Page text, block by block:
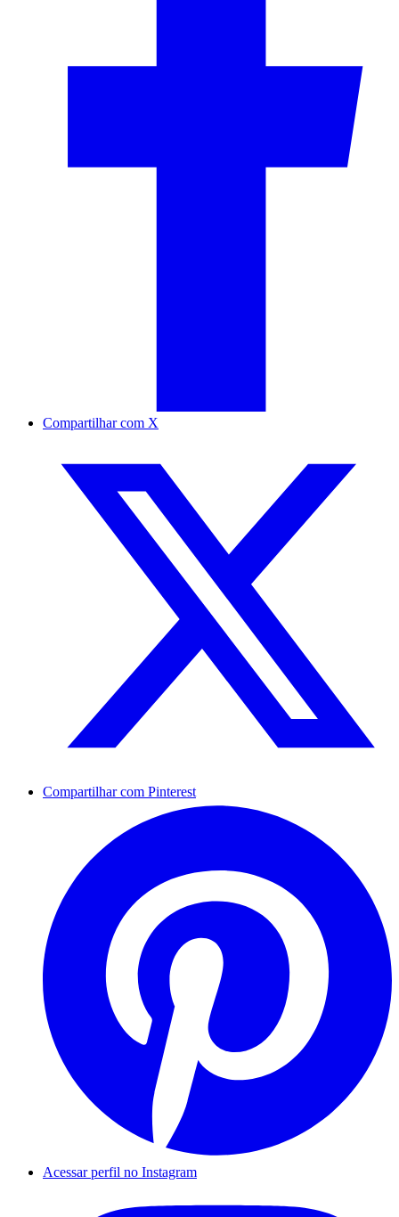
Compartilhar com X
Compartilhar com Pinterest
Acessar perfil no Instagram